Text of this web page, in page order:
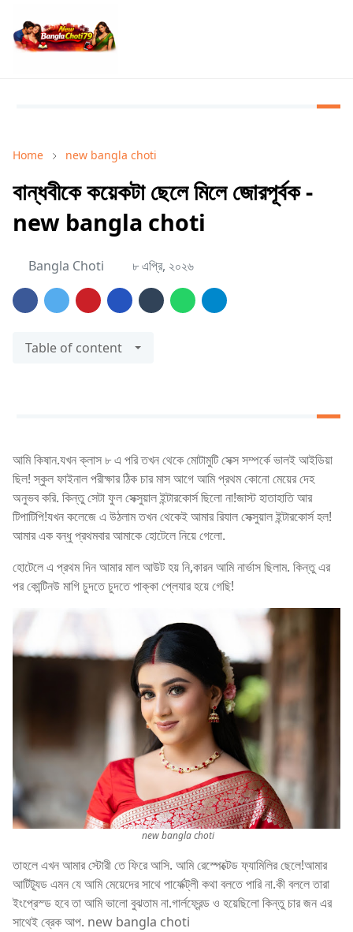
Home new bangla choti
বান্ধবীকে কয়েকটা ছেলে মিলে জোরপূর্বক -
new bangla choti
Bangla Choti ৮ এপ্রি, ২০২৬
Table of content
আমি কিষান.যখন ক্লাস ৮ এ পরি তখন থেকে মোটামুটি সেক্স সম্পর্কে ভালই আইডিয়া
ছিল! স্কুল ফাইনাল পরীক্ষার ঠিক চার মাস আগে আমি প্রথম কোনো মেয়ের দেহ
অনুভব করি. কিন্তু সেটা ফুল সেক্সুয়াল ইন্টারকোর্স ছিলো না!জাস্ট হাতাহাতি আর
টিপাটিপি!যখন কলেজে এ উঠলাম তখন থেকেই আমার রিযাল সেক্সুয়াল ইন্টারকোর্স হল!
আমার এক বন্ধু প্রথমবার আমাকে হোটেলে নিয়ে গেলো.
হোটেলে এ প্রথম দিন আমার মাল আউট হয় নি,কারন আমি নার্ভাস ছিলাম. কিন্তু এর
পর কোন্টিনউ মাগি চুদতে চুদতে পাক্কা প্লেযার হয়ে গেছি!
new bangla choti
তাহলে এখন আমার স্টোরী তে ফিরে আসি. আমি রেস্পেক্টেড ফ্যামিলির ছেলে!আমার
আটিট্যূড এমন যে আমি মেয়েদের সাথে পার্ফেক্ট্লী কথা বলতে পারি না.কী বললে তারা
ইংপ্রেস্ড হবে তা আমি ভালো বুঝতাম না.গার্লফ্রেন্ড ও হয়েছিলো কিন্তু চার জন এর
সাথেই ব্রেক আপ. new bangla choti